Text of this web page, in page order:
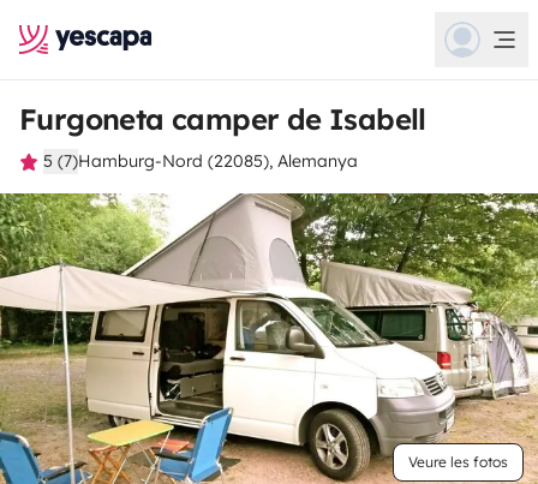
Furgoneta camper de Isabell
5 (7)Hamburg-Nord (22085), Alemanya
Veure les fotos